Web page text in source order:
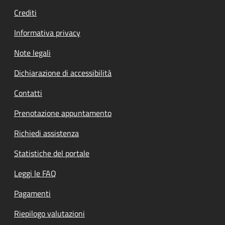
Crediti
Informativa privacy
Note legali
Dichiarazione di accessibilità
Contatti
Prenotazione appuntamento
Richiedi assistenza
Statistiche del portale
Leggi le FAQ
Pagamenti
Riepilogo valutazioni